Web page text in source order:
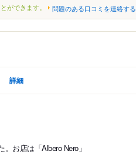
ができます。 問題のある口コミを連絡する
詳細
お店は「Albero Nero」